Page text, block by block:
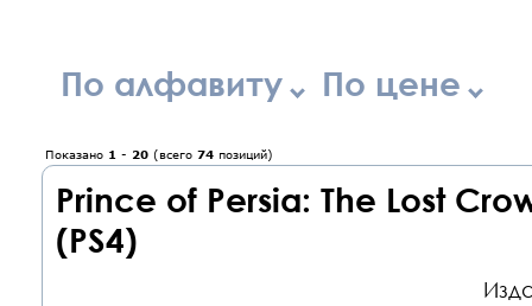
По алфавиту По цене
Показано 1 - 20 (всего 74 позиций)
Prince of Persia: The Lost
(PS4)